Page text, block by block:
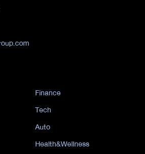
Finance
Tech
Auto
Health&Wellness